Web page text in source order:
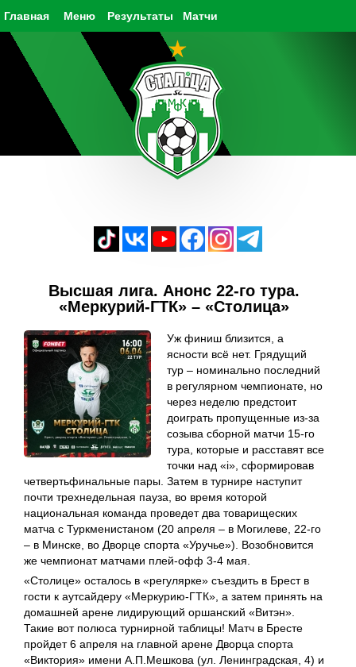
Главная Результаты Матчи
Меню
Высшая лига. Анонс 22-го тура.
«Меркурий-ГТК» – «Столица»
Уж финиш близится, а
ясности всё нет. Грядущий
тур – номинально последний
в регулярном чемпионате, но
через неделю предстоит
доиграть пропущенные из-за
созыва сборной матчи 15-го
тура, которые и расставят все
точки над «i», сформировав
четвертьфинальные пары. Затем в турнире наступит
почти трехнедельная пауза, во время которой
национальная команда проведет два товарищеских
матча с Туркменистаном (20 апреля – в Могилеве, 22-го
– в Минске, во Дворце спорта «Уручье»). Возобновится
же чемпионат матчами плей-офф 3-4 мая.
«Столице» осталось в «регулярке» съездить в Брест в
гости к аутсайдеру «Меркурию-ГТК», а затем принять на
домашней арене лидирующий оршанский «Витэн».
Такие вот полюса турнирной таблицы! Матч в Бресте
пройдет 6 апреля на главной арене Дворца спорта
«Виктория» имени А.П.Мешкова (ул. Ленинградская, 4) и